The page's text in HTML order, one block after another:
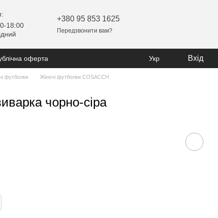
18:00
+380 95 853 1625
Передзвонити вам?
оферта Укр Вхід
футболки Жіночі футболки COSACCH
чорно-сіра